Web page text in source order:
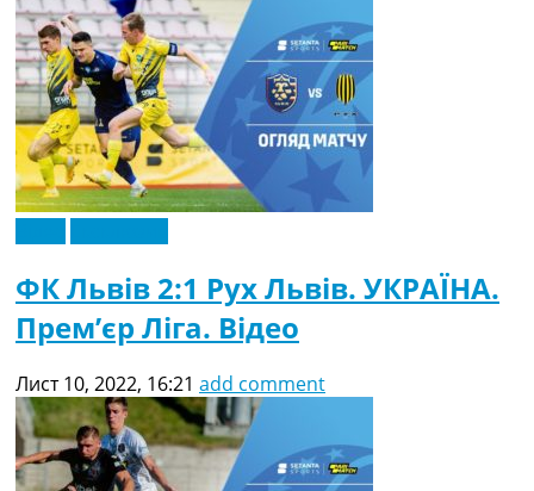
ФК Львів 2:1 Рух Львів. УКРАЇНА.
Прем’єр Ліга. Відео
Лист 10, 2022, 16:21 add comment